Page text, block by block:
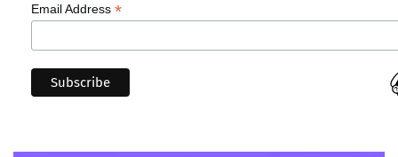
Email Address *